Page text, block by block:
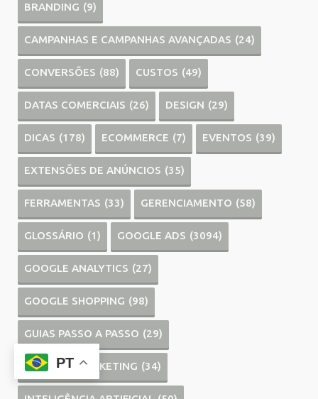
BRANDING (9)
CAMPANHAS E CAMPANHAS AVANÇADAS (24)
CONVERSÕES (88) CUSTOS (49)
DATAS COMERCIAIS (26) DESIGN (29)
DICAS (178) ECOMMERCE (7) EVENTOS (39)
EXTENSÕES DE ANÚNCIOS (35)
FERRAMENTAS (33) GERENCIAMENTO (58)
GLOSSÁRIO (1) GOOGLE ADS (3094)
GOOGLE ANALYTICS (27)
GOOGLE SHOPPING (98)
GUIAS PASSO A PASSO (29)
INBOUND MARKETING (34)
PT